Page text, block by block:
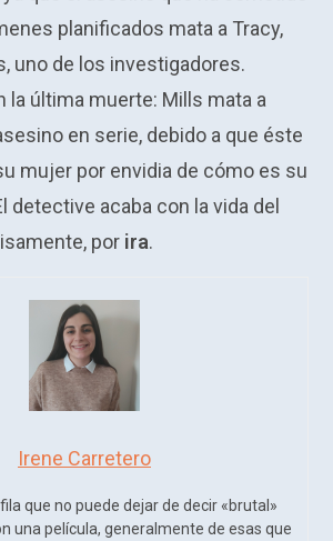
planificados mata a Tracy,
uno de los investigadores.
la última muerte: Mills mata a
en serie, debido a que éste
mujer por envidia de cómo es su
detective acaba con la vida del
por ira.
Irene Carretero
que no puede dejar de decir «brutal»
una película, generalmente de esas que